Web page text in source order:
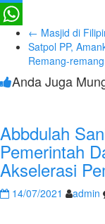
Twitter
WhatsApp
← Masjid di
Satpol PP,
Remang-
Anda Juga
Abbdulah
Pemerintah
Akselerasi
14/07/2021 admin